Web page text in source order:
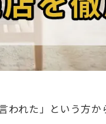
われた」という方か